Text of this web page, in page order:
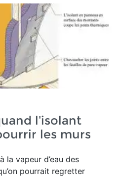
l’isolant
les murs
la vapeur d’eau des
pourrait regretter